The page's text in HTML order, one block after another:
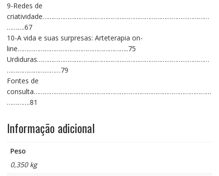
9-Redes de
criatividade…………………………………………………………………………………
……….67
10-A vida e suas surpresas: Arteterapia on-
line……………………………………………………..75
Urdiduras……………………………………………………………………………………
…………………………79
Fontes de
consulta………………………………………………………………………………………
………….81
Informação adicional
Peso
0,350 kg